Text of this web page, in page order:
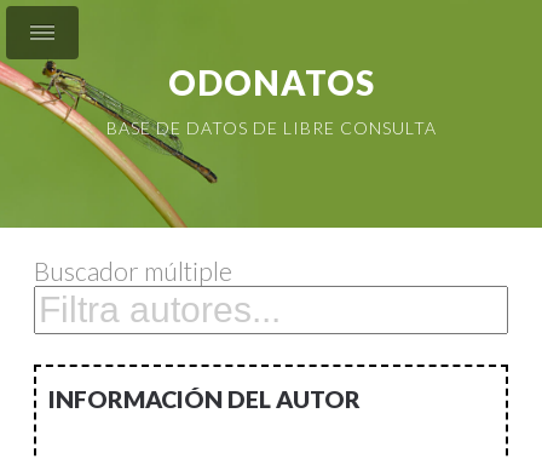
ODONATOS
BASE DE DATOS DE LIBRE CONSULTA
Buscador múltiple
INFORMACIÓN DEL AUTOR